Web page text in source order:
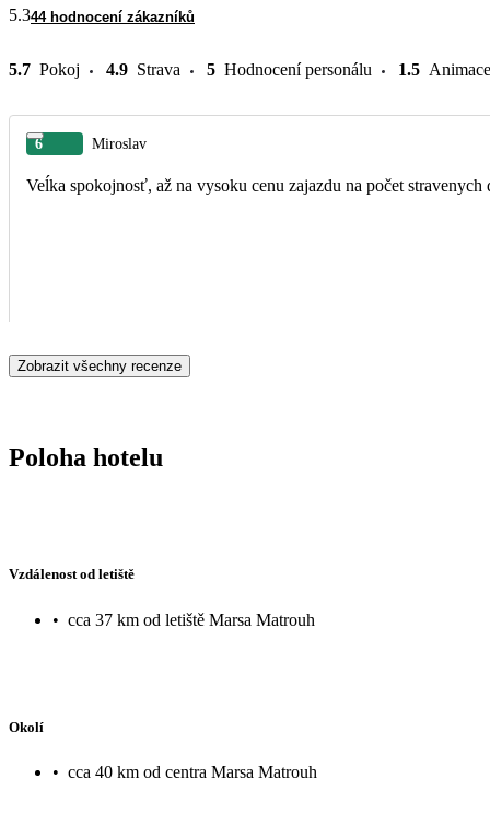
5.344 hodnocení zákazníků
5.7 Pokoj 4.9 Strava 5 Hodnocení personálu 1.5 Animace
6 Miroslav
Veĺka spokojnosť, až na vysoku cenu zajazdu na počet stravenych
Zobrazit všechny recenze
Poloha hotelu
Vzdálenost od letiště
• cca 37 km od letiště Marsa Matrouh
Okolí
• cca 40 km od centra Marsa Matrouh